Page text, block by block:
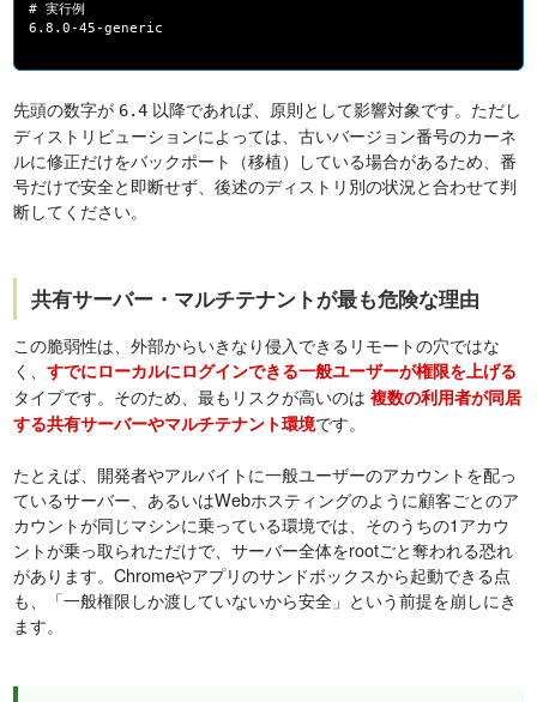
# 実行例
6.8.0-45-generic
先頭の数字が 6.4 以降であれば、原則として影響対象です。ただし
ディストリビューションによっては、古いバージョン番号のカーネ
ルに修正だけをバックポート（移植）している場合があるため、番
号だけで安全と即断せず、後述のディストリ別の状況と合わせて判
断してください。
共有サーバー・マルチテナントが最も危険な理由
この脆弱性は、外部からいきなり侵入できるリモートの穴ではな
く、すでにローカルにログインできる一般ユーザーが権限を上げる
タイプです。そのため、最もリスクが高いのは複数の利用者が同居
する共有サーバーやマルチテナント環境です。
たとえば、開発者やアルバイトに一般ユーザーのアカウントを配っ
ているサーバー、あるいはWebホスティングのように顧客ごとのア
カウントが同じマシンに乗っている環境では、そのうちの1アカウ
ントが乗っ取られただけで、サーバー全体をrootごと奪われる恐れ
があります。Chromeやアプリのサンドボックスから起動できる点
も、「一般権限しか渡していないから安全」という前提を崩しにき
ます。